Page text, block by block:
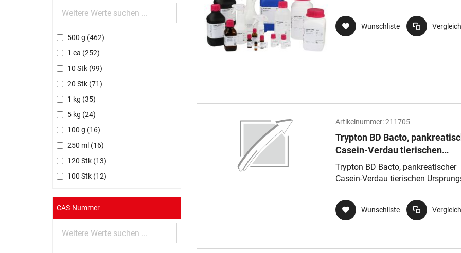
500 g 462
1 ea 252
10 Stk 99
20 Stk 71
1 kg 35
5 kg 24
100 g
16
250 ml
16
120 Stk 13
100 Stk 12
CAS-Nummer
Wunschliste
Artikelnummer:211705
Trypton BD Bacto,
Casein-Verdau tierischen
Ursprungs
Trypton BD Bacto, pankreatischer
Casein-Verdau tierischen
Wunschliste